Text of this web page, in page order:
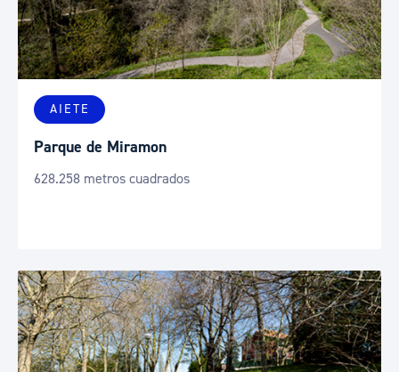
AIETE
Parque de Miramon
628.258 metros cuadrados